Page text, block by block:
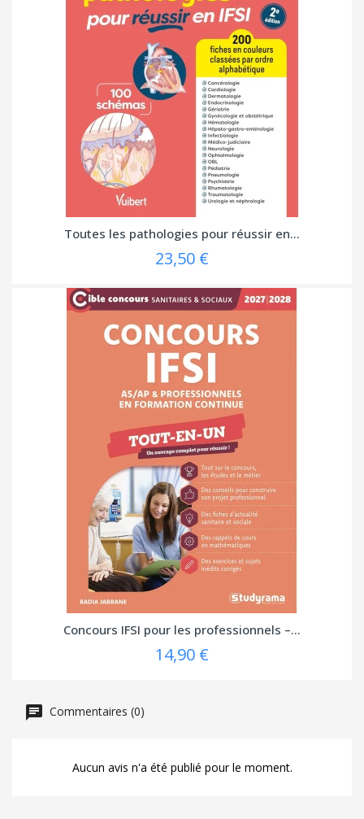
Toutes les pathologies pour réussir en...
23,50 €
Concours IFSI pour les professionnels –...
14,90 €
Commentaires (0)
Aucun avis n'a été publié pour le moment.